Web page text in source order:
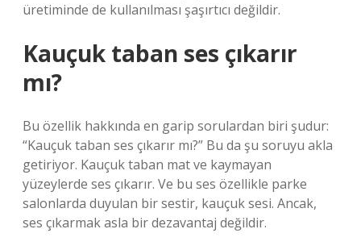
üretiminde de kullanılması şaşırtıcı değildir.
Kauçuk taban ses çıkarır
mı?
Bu özellik hakkında en garip sorulardan biri şudur:
“Kauçuk taban ses çıkarır mı?” Bu da şu soruyu akla
getiriyor. Kauçuk taban mat ve kaymayan
yüzeylerde ses çıkarır. Ve bu ses özellikle parke
salonlarda duyulan bir sestir, kauçuk sesi. Ancak,
ses çıkarmak asla bir dezavantaj değildir.